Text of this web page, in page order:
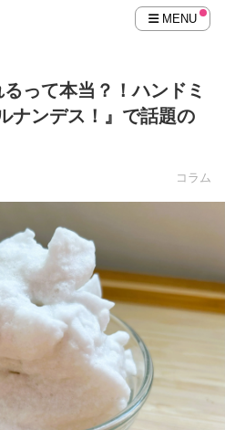
MENU
って本当？！ハンドミ
ナンデス！』で話題の
コラム